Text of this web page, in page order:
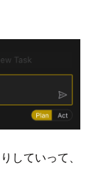
していって、